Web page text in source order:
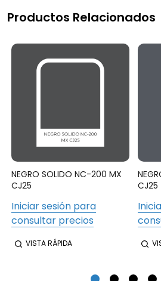
Productos Relacionados
NEGRO SOLIDO NC-200 MX
CJ25
Iniciar sesión para
consultar precios
VISTA RÁPIDA
CJ25